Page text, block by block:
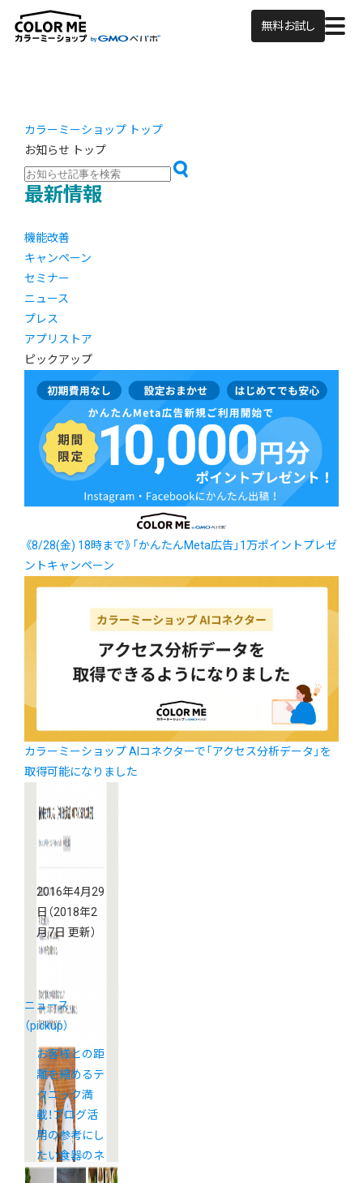
無料お試し
カラーミーショップ トップ
お知らせ トップ
最新情報
機能改善
キャンペーン
セミナー
ニュース
プレス
アプリストア
ピックアップ
《8/28(金) 18時まで》「かんたんMeta広告」1万ポイントプレゼ
ントキャンペーン
カラーミーショップ AIコネクターで「アクセス分析データ」を
取得可能になりました
2016年4月29
日 （2018年2
月7日 更新）
ニュース
（pickup）
お客様との距
離を縮めるテ
クニック満
載！ブログ活
用の参考にし
たい食器のネ
ットショップ